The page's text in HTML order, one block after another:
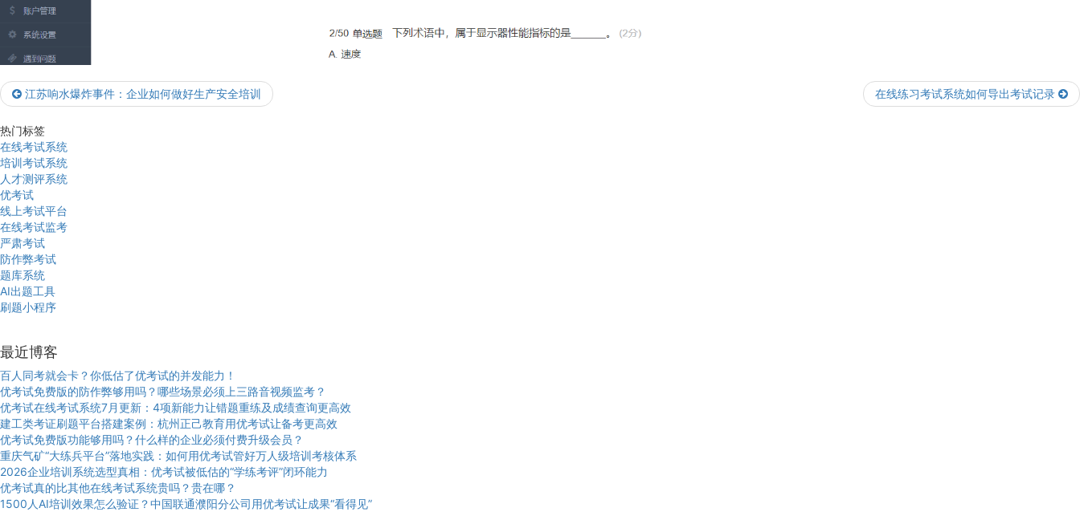
江苏响水爆炸事件：企业如何做好生产安全培训 在线练习考试系统如何导出考试记录
热门标签
在线考试系统
培训考试系统
人才测评系统
优考试
线上考试平台
在线考试监考
严肃考试
防作弊考试
题库系统
AI出题工具
刷题小程序
最近博客
百人同考就会卡？你低估了优考试的并发能力！
优考试免费版的防作弊够用吗？哪些场景必须上三路音视频监考？
优考试在线考试系统7月更新：4项新能力让错题重练及成绩查询更高效
建工类考证刷题平台搭建案例：杭州正己教育用优考试让备考更高效
优考试免费版功能够用吗？什么样的企业必须付费升级会员？
重庆气矿“大练兵平台”落地实践：如何用优考试管好万人级培训考核体系
2026企业培训系统选型真相：优考试被低估的“学练考评”闭环能力
优考试真的比其他在线考试系统贵吗？贵在哪？
1500人AI培训效果怎么验证？中国联通濮阳分公司用优考试让成果“看得见”